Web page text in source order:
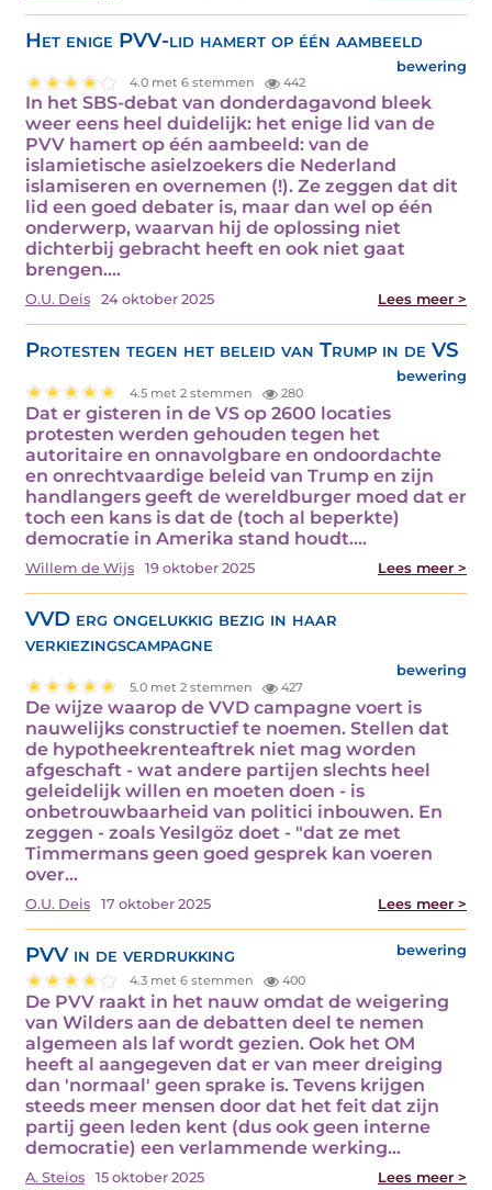
Het enige PVV-lid hamert op één aambeeld
bewering
4.0 met 6 stemmen 442
In het SBS-debat van donderdagavond bleek
weer eens heel duidelijk: het enige lid van de
PVV hamert op één aambeeld: van de
islamietische asielzoekers die Nederland
islamiseren en overnemen (!). Ze zeggen dat dit
lid een goed debater is, maar dan wel op één
onderwerp, waarvan hij de oplossing niet
dichterbij gebracht heeft en ook niet gaat
brengen.…
O.U. Deis 24 oktober 2025 Lees meer >
Protesten tegen het beleid van Trump in de VS
bewering
4.5 met 2 stemmen 280
Dat er gisteren in de VS op 2600 locaties
protesten werden gehouden tegen het
autoritaire en onnavolgbare en ondoordachte
en onrechtvaardige beleid van Trump en zijn
handlangers geeft de wereldburger moed dat er
toch een kans is dat de (toch al beperkte)
democratie in Amerika stand houdt.…
Willem de Wijs 19 oktober 2025 Lees meer >
VVD erg ongelukkig bezig in haar
verkiezingscampagne
bewering
5.0 met 2 stemmen 427
De wijze waarop de VVD campagne voert is
nauwelijks constructief te noemen. Stellen dat
de hypotheekrenteaftrek niet mag worden
afgeschaft - wat andere partijen slechts heel
geleidelijk willen en moeten doen - is
onbetrouwbaarheid van politici inbouwen. En
zeggen - zoals Yesilgöz doet - "dat ze met
Timmermans geen goed gesprek kan voeren
over…
O.U. Deis 17 oktober 2025 Lees meer >
PVV in de verdrukking bewering
4.3 met 6 stemmen 400
De PVV raakt in het nauw omdat de weigering
van Wilders aan de debatten deel te nemen
algemeen als laf wordt gezien. Ook het OM
heeft al aangegeven dat er van meer dreiging
dan 'normaal' geen sprake is. Tevens krijgen
steeds meer mensen door dat het feit dat zijn
partij geen leden kent (dus ook geen interne
democratie) een verlammende werking…
A. Steios 15 oktober 2025 Lees meer >